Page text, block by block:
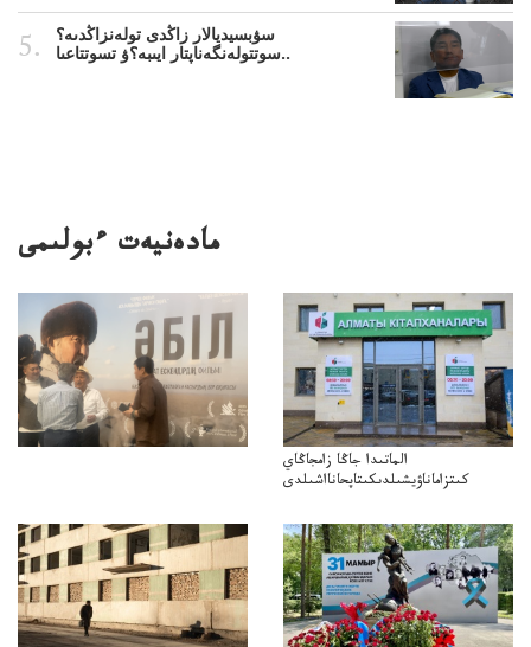
سۋبسيديالار زاڭدى تولەنزاڭدىە؟
سوتتولەنگەناپتار ايىبە؟ۋ تسوتتاعىا..
مادەنيەت ءبولىمى
الماتىدا جاڭا زامجاڭاي
كىتزاماناۋيشىلدىكىتاپحانااشىلدى